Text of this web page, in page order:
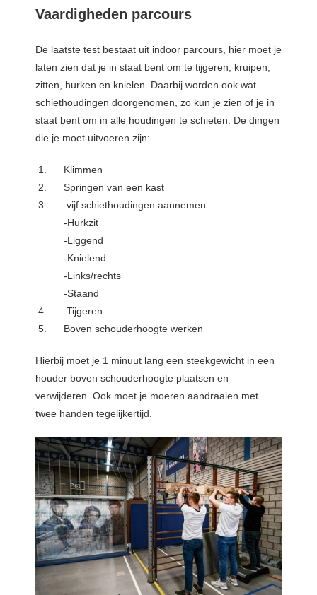
Vaardigheden parcours
De laatste test bestaat uit indoor parcours, hier moet je
laten zien dat je in staat bent om te tijgeren, kruipen,
zitten, hurken en knielen. Daarbij worden ook wat
schiethoudingen doorgenomen, zo kun je zien of je in
staat bent om in alle houdingen te schieten. De dingen
die je moet uitvoeren zijn:
Klimmen
Springen van een kast
vijf schiethoudingen aannemen
-Hurkzit
-Liggend
-Knielend
-Links/rechts
-Staand
Tijgeren
Boven schouderhoogte werken
Hierbij moet je 1 minuut lang een steekgewicht in een
houder boven schouderhoogte plaatsen en
verwijderen. Ook moet je moeren aandraaien met
twee handen tegelijkertijd.